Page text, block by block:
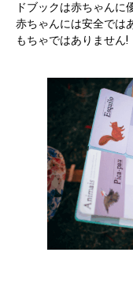
ドブックは赤ちゃんに
赤ちゃんには安全では
もちゃではありません!